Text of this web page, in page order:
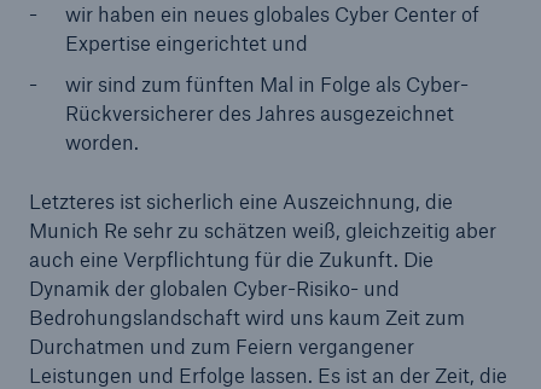
wir haben ein neues globales Cyber Center of
Expertise eingerichtet und
wir sind zum fünften Mal in Folge als Cyber-
Rückversicherer des Jahres ausgezeichnet
worden.
Letzteres ist sicherlich eine Auszeichnung, die
Munich Re sehr zu schätzen weiß, gleichzeitig aber
auch eine Verpflichtung für die Zukunft. Die
Dynamik der globalen Cyber-Risiko- und
Bedrohungslandschaft wird uns kaum Zeit zum
Durchatmen und zum Feiern vergangener
Leistungen und Erfolge lassen. Es ist an der Zeit, die
CLARA reduziert die Wartezeit bis zur
Leistungsentscheidung in der BU-
Versicherung bis zu
50 %